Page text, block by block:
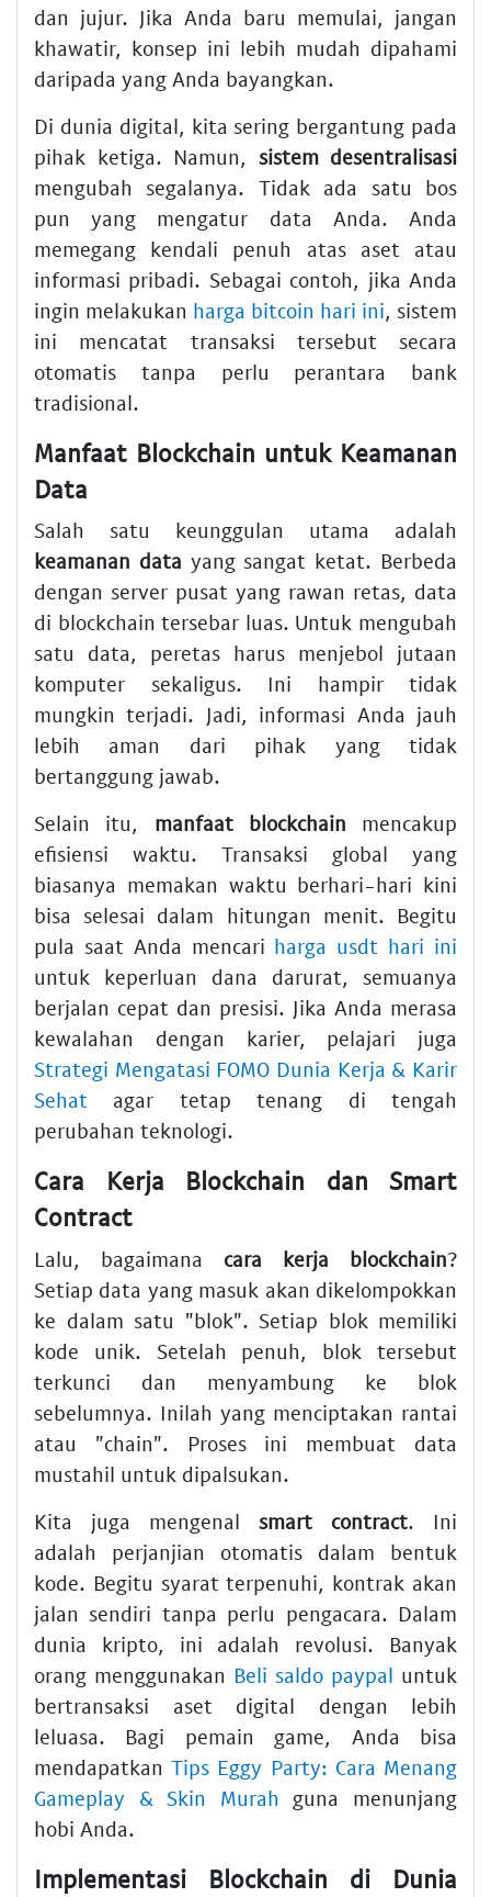
dan jujur. Jika Anda baru memulai, jangan
khawatir, konsep ini lebih mudah dipahami
daripada yang Anda bayangkan.
Di dunia digital, kita sering bergantung pada
pihak ketiga. Namun, sistem desentralisasi
mengubah segalanya. Tidak ada satu bos
pun yang mengatur data Anda. Anda
memegang kendali penuh atas aset atau
informasi pribadi. Sebagai contoh, jika Anda
ingin melakukan harga bitcoin hari ini, sistem
ini mencatat transaksi tersebut secara
otomatis tanpa perlu perantara bank
tradisional.
Manfaat Blockchain untuk Keamanan
Data
Salah satu keunggulan utama adalah
keamanan data yang sangat ketat. Berbeda
dengan server pusat yang rawan retas, data
di blockchain tersebar luas. Untuk mengubah
satu data, peretas harus menjebol jutaan
komputer sekaligus. Ini hampir tidak
mungkin terjadi. Jadi, informasi Anda jauh
lebih aman dari pihak yang tidak
bertanggung jawab.
Selain itu, manfaat blockchain mencakup
efisiensi waktu. Transaksi global yang
biasanya memakan waktu berhari-hari kini
bisa selesai dalam hitungan menit. Begitu
pula saat Anda mencari harga usdt hari ini
untuk keperluan dana darurat, semuanya
berjalan cepat dan presisi. Jika Anda merasa
kewalahan dengan karier, pelajari juga
Strategi Mengatasi FOMO Dunia Kerja & Karir
Sehat agar tetap tenang di tengah
perubahan teknologi.
Cara Kerja Blockchain dan Smart
Contract
Lalu, bagaimana cara kerja blockchain?
Setiap data yang masuk akan dikelompokkan
ke dalam satu "blok". Setiap blok memiliki
kode unik. Setelah penuh, blok tersebut
terkunci dan menyambung ke blok
sebelumnya. Inilah yang menciptakan rantai
atau "chain". Proses ini membuat data
mustahil untuk dipalsukan.
Kita juga mengenal smart contract. Ini
adalah perjanjian otomatis dalam bentuk
kode. Begitu syarat terpenuhi, kontrak akan
jalan sendiri tanpa perlu pengacara. Dalam
dunia kripto, ini adalah revolusi. Banyak
orang menggunakan Beli saldo paypal untuk
bertransaksi aset digital dengan lebih
leluasa. Bagi pemain game, Anda bisa
mendapatkanTips Eggy Party: Cara Menang
Gameplay & Skin Murah guna menunjang
hobi Anda.
Implementasi Blockchain di Dunia